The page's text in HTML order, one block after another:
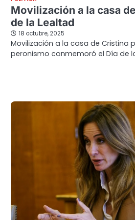
Movilización a la casa
de la Lealtad
18 octubre, 2025
Movilización a la casa de Cristina
peronismo conmemoró el Día de